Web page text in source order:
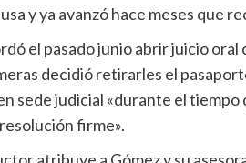
y ya avanzó hace meses que
decidió retirarles el
sede judicial «durante el
firme».